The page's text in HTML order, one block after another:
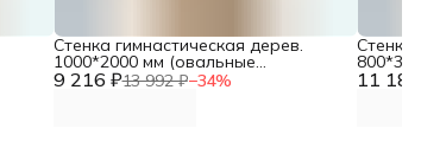
9 216 ₽13 992 ₽−34%
Стенка гимнастическая дерев.
1000*2000 мм (овальные
перекладины) DNN 11
Стенка